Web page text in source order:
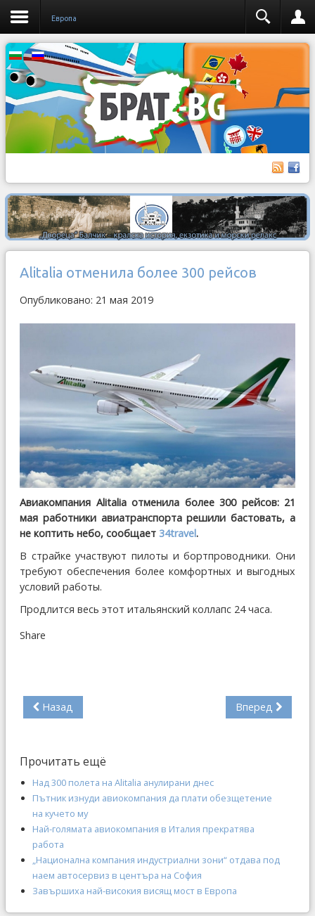
Европа
Alitalia отменила более 300 рейсов
Опубликовано: 21 мая 2019
Авиакомпания Alitalia отменила более 300 рейсов: 21
мая работники авиатранспорта решили бастовать, а
не коптить небо, сообщает 34travel.
В страйке участвуют пилоты и бортпроводники. Они
требуют обеспечения более комфортных и выгодных
условий работы.
Продлится весь этот итальянский коллапс 24 часа.
Share
Назад Вперед
Прочитать ещё
Над 300 полета на Alitalia анулирани днес
Пътник изнуди авиокомпания да плати обезщетение
на кучето му
Най-голямата авиокомпания в Италия прекратява
работа
„Национална компания индустриални зони“ отдава под
наем автосервиз в центъра на София
Завършиха най-високия висящ мост в Европа